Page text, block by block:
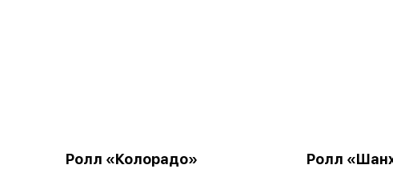
Ролл «Колорадо» Ролл